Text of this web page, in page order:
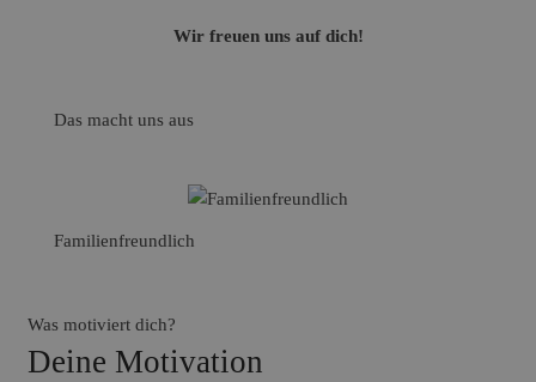
Wir freuen uns auf dich!
Das macht uns aus
Familienfreundlich
Was motiviert dich?
Deine Motivation